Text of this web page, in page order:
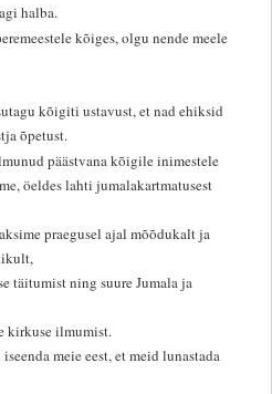
halba.
kõiges, olgu nende meele
kõigiti ustavust, et nad ehiksid
õpetust.
päästvana kõigile inimestele
öeldes lahti jumalakartmatusest
praegusel ajal mõõdukalt ja
täitumist ning suure Jumala ja
kirkuse ilmumist.
meie eest, et meid lunastada